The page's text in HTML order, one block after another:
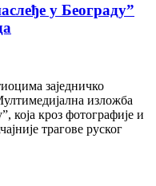
у Београду”
заједничко
изложба
која кроз фотографије и
трагове руског